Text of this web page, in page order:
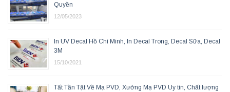
Quyền
12/05/2023
In UV Decal Hồ Chí Minh, In Decal Trong, Decal Sữa, Decal
3M
15/10/2021
Tất Tần Tật Về Mạ PVD, Xưởng Mạ PVD Uy tín, Chất lượng